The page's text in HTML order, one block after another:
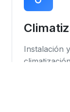
Instalación
climatización